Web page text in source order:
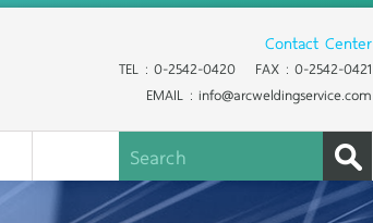
Contact Center
TEL : 0-2542-0420 FAX : 0-2542-0421
EMAIL : info@arcweldingservice.com